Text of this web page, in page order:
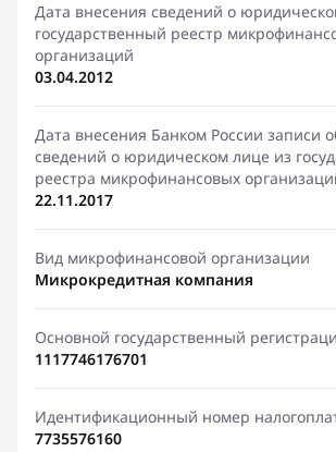
Дата внесения сведений о
государственный реестр
организаций
03.04.2012
Дата внесения Банком России записи
сведений о юридическом лице из
реестра микрофинансовых
22.11.2017
Вид микрофинансовой организации
Микрокредитная компания
Основной государственный
1117746176701
Идентификационный номер
7735576160